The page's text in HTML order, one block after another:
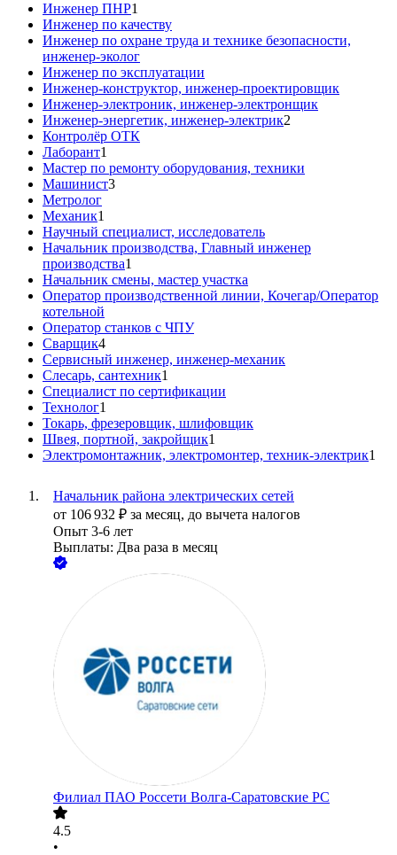
Инженер ПНР1
Инженер по качеству
Инженер по охране труда и технике безопасности,
инженер-эколог
Инженер по эксплуатации
Инженер-конструктор, инженер-проектировщик
Инженер-электроник, инженер-электронщик
Инженер-энергетик, инженер-электрик2
Контролёр ОТК
Лаборант1
Мастер по ремонту оборудования, техники
Машинист3
Метролог
Механик1
Научный специалист, исследователь
Начальник производства, Главный инженер
производства1
Начальник смены, мастер участка
Оператор производственной линии, Кочегар/Оператор
котельной
Оператор станков с ЧПУ
Сварщик4
Сервисный инженер, инженер-механик
Слесарь, сантехник1
Специалист по сертификации
Технолог1
Токарь, фрезеровщик, шлифовщик
Швея, портной, закройщик1
Электромонтажник, электромонтер, техник-электрик1
Начальник района электрических сетей
от 106 932 ₽ за месяц, до вычета налогов
Опыт 3-6 лет
Выплаты: Два раза в месяц
Филиал ПАО Россети Волга-Саратовские РС
4.5
•